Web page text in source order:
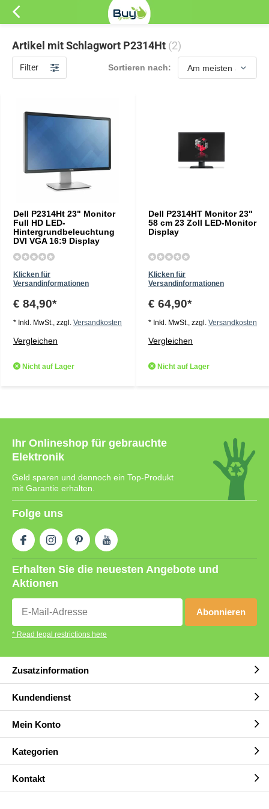
Artikel mit Schlagwort P2314Ht (2)
Filter Sortieren nach:
Dell P2314Ht 23" Monitor
Full HD LED-
Hintergrundbeleuchtung
DVI VGA 16:9 Display
Klicken für
Versandinformationen
€ 84,90*
* Inkl. MwSt., zzgl. Versandkosten
Vergleichen
Nicht auf Lager
Dell P2314HT Monitor 23"
58 cm 23 Zoll LED-Monitor
Display
Klicken für
Versandinformationen
€ 64,90*
* Inkl. MwSt., zzgl. Versandkosten
Vergleichen
Nicht auf Lager
Ihr Onlineshop für gebrauchte
Elektronik
Geld sparen und dennoch ein Top-Produkt
mit Garantie erhalten.
Folge uns
Erhalten Sie die neuesten Angebote und
Aktionen
Abonnieren
* Read legal restrictions here
Zusatzinformation
Kundendienst
Mein Konto
Kategorien
Kontakt